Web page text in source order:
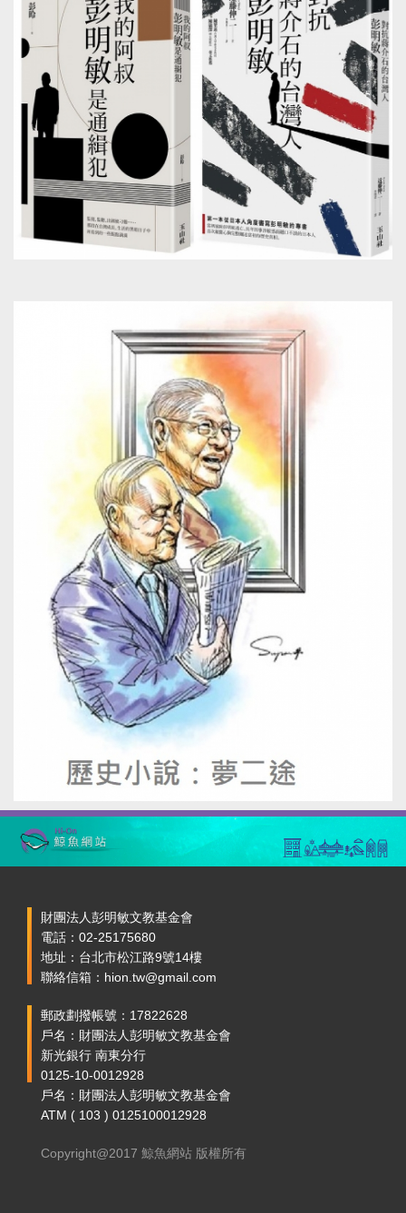
財團法人彭明敏文教基金會
電話：02-25175680
地址：台北市松江路9號14樓
聯絡信箱：hion.tw@gmail.com
郵政劃撥帳號：17822628
戶名：財團法人彭明敏文教基金會
新光銀行 南東分行
0125-10-0012928
戶名：財團法人彭明敏文教基金會
ATM ( 103 ) 0125100012928
Copyright@2017 鯨魚網站 版權所有